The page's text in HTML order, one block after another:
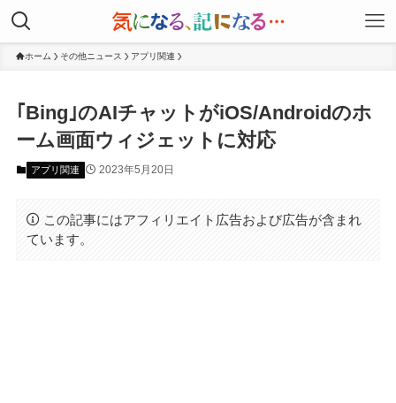
ホーム その他ニュース アプリ関連
｢Bing｣のAIチャットがiOS/Androidのホ
ーム画面ウィジェットに対応
アプリ関連 2023年5月20日
この記事にはアフィリエイト広告および広告が含まれ
ています。